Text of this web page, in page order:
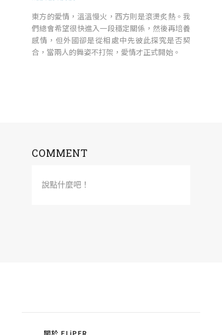
東方的愛情，溫溫慢火，西方則是滾燙炙熱。我
們總會希望很快進入一段穩定關係，然後再培養
感情，但外國卻是從相處中先彼此探究是否契
合，當兩人的舞姿不打架，愛情才正式開始。
COMMENT
說點什麼吧！
關於 FLiPER